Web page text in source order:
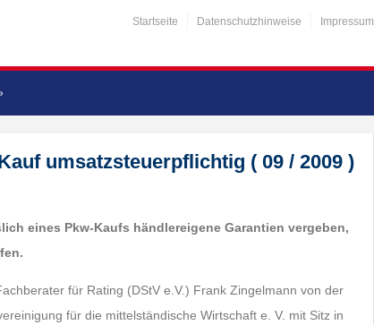
Startseite Datenschutzhinweise Impressum
umsatzsteuerpflichtig ( 09 / 2009 )
eines Pkw-Kaufs händlereigene Garantien vergeben,
für Rating (DStV e.V.) Frank Zingelmann von der
für die mittelständische Wirtschaft e. V. mit Sitz in